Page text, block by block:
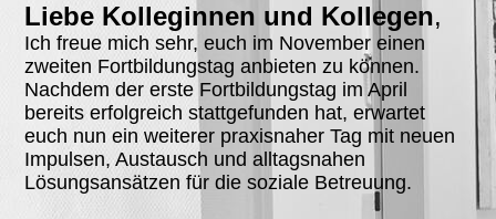
Liebe Kolleginnen und Kollegen,
Ich freue mich sehr, euch im November einen
zweiten Fortbildungstag anbieten zu können.
Nachdem der erste Fortbildungstag im April
bereits erfolgreich stattgefunden hat, erwartet
euch nun ein weiterer praxisnaher Tag mit neuen
Impulsen, Austausch und alltagsnahen
Lösungsansätzen für die soziale Betreuung.